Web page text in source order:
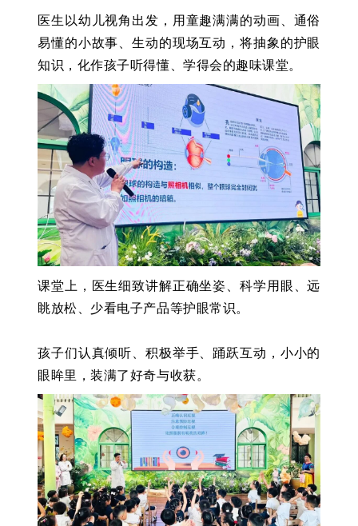
医生以幼儿视角出发，用童趣满满的动画、通俗
易懂的小故事、生动的现场互动，将抽象的护眼
知识，化作孩子听得懂、学得会的趣味课堂。
课堂上，医生细致讲解正确坐姿、科学用眼、远
眺放松、少看电子产品等护眼常识。
孩子们认真倾听、积极举手、踊跃互动，小小的
眼眸里，装满了好奇与收获。